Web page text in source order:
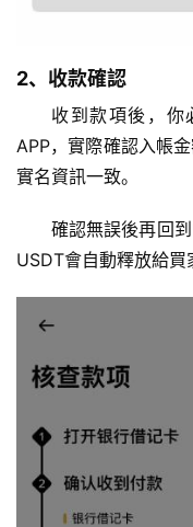
2、收款確認
收到款項後，你
APP，實際確認入帳
實名資訊一致。
確認無誤後再回
USDT會自動釋放給買